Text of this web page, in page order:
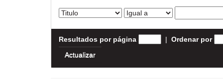
Resultados por página | Ordenar por